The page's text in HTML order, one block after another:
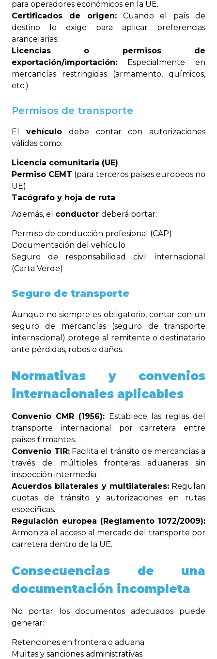
para operadores económicos en la UE.
Certificados de origen:Cuando el país de
destino lo exige para aplicar preferencias
arancelarias.
Licencias o permisos de
exportación/importación: Especialmente en
mercancías restringidas (armamento, químicos,
etc.)
Permisos de transporte
El vehículodebe contar con autorizaciones
válidas como:
Licencia comunitaria (UE)
Permiso CEMT (para terceros países europeos no
UE)
Tacógrafo y hoja de ruta
Además, el conductor deberá portar:
Permiso de conducción profesional (CAP)
Documentación del vehículo
Seguro de responsabilidad civil internacional
(Carta Verde)
Seguro de transporte
Aunque no siempre es obligatorio, contar con un
seguro de mercancías (seguro de transporte
internacional) protege al remitente o destinatario
ante pérdidas, robos o daños.
Normativas y convenios
internacionales aplicables
Convenio CMR (1956): Establece las reglas del
transporte internacional por carretera entre
países firmantes.
Convenio TIR:Facilita el tránsito de mercancías a
través de múltiples fronteras aduaneras sin
inspección intermedia.
Acuerdos bilaterales y multilaterales:Regulan
cuotas de tránsito y autorizaciones en rutas
específicas.
Regulación europea (Reglamento 1072/2009):
Armoniza el acceso al mercado del transporte por
carretera dentro de la UE.
Consecuencias de una
documentación incompleta
No portar los documentos adecuados puede
generar:
Retenciones en frontera o aduana
Multas y sanciones administrativas